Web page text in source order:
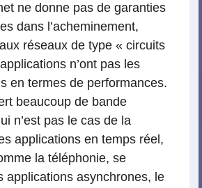
ne donne pas de garanties
dans l’acheminement,
réseaux de type « circuits
n’ont pas les
en termes de performances.
beaucoup de bande
n’est pas le cas de la
applications en temps réel,
la téléphonie, se
applications asynchrones, le